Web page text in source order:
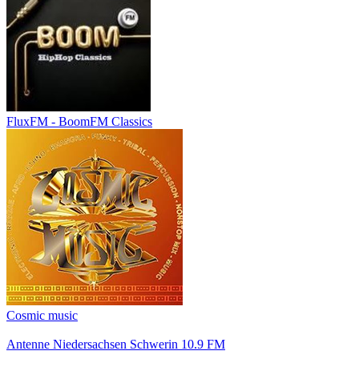
FluxFM - BoomFM Classics
Cosmic music
Antenne Niedersachsen Schwerin 10.9 FM